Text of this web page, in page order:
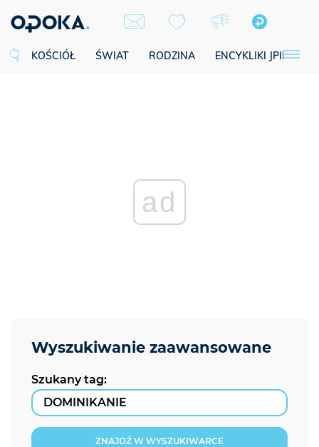
KOŚCIÓŁ ŚWIAT RODZINA ENCYKLIKI JPII
ad
Szukany tag:
ZNAJDŹ W WYSZUKIWARCE